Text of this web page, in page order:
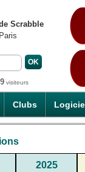
Clubs
Scrabble
visiteurs
2025